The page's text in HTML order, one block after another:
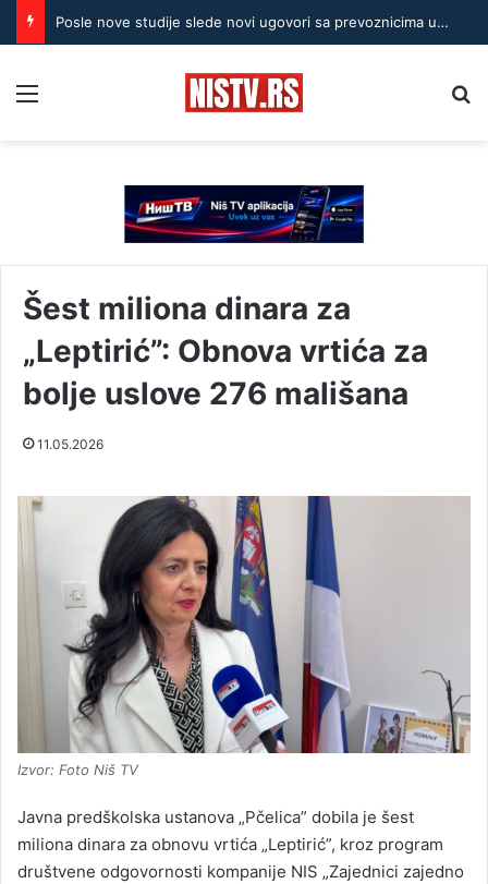
Posle nove studije slede novi ugovori sa prevoznicima u Nišu
Šest miliona dinara za
„Leptirić”: Obnova vrtića za
bolje uslove 276 mališana
11.05.2026
Izvor: Foto Niš TV
Javna predškolska ustanova „Pčelica” dobila je šest
miliona dinara za obnovu vrtića „Leptirić”, kroz program
društvene odgovornosti kompanije NIS „Zajednici zajedno